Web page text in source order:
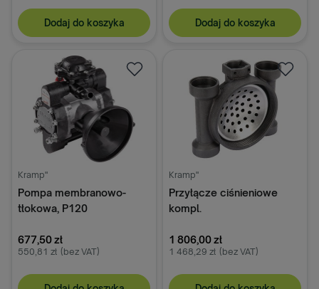
Dodaj do koszyka Dodaj do koszyka
Kramp"
Pompa membranowo-
tłokowa, P120
677,50 zł
550,81 zł (bez VAT)
Kramp"
Przyłącze ciśnieniowe
kompl.
1 806,00 zł
1 468,29 zł (bez VAT)